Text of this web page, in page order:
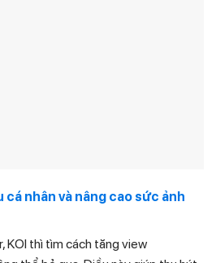
nhân và nâng cao sức ảnh
KOl thì tìm cách tăng view